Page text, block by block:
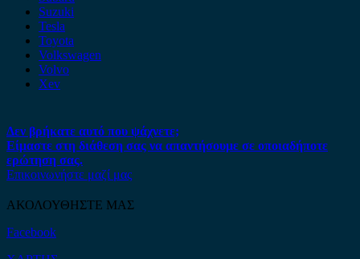
Suzuki
Tesla
Toyota
Volkswagen
Volvo
Xev
Δεν βρήκατε αυτό που ψάχνετε;
Είμαστε στη διάθεση σας να απαντήσουμε σε οποιαδήποτε
ερώτηση σας.
Επικοινωνήστε μαζί μας
ΑΚΟΛΟΥΘΗΣΤΕ ΜΑΣ
Facebook